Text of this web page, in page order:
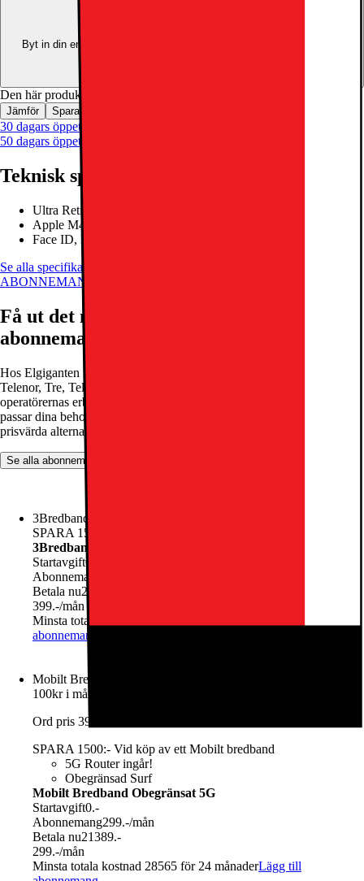
Byt in din enhet och använd dess värde som delbetalning mot en ny
Den här produkten är inte tillgänglig
Jämför Spara
30 dagars öppet köp
50 dagars öppet köp för klubbmedlemmar
Teknisk specifikation
Ultra Retina XDR OLED-skärm
Apple M4-krets med nio kärnor
Face ID, LiDAR-skanner
Se alla specifikationer
ABONNEMANG
Få ut det mesta av din telefon med rätt
abonnemang
Hos Elgiganten hittar du ett brett utbud av abonnemang från Telia,
Telenor, Tre, Tele2 och Halebop. Vi gör det enkelt för dig att jämföra
operatörernas erbjudanden och hitta det perfekta abonnemanget som
passar dina behov. Oavsett om du letar efter snabb uppkoppling,
prisvärda alternativ eller flexibla lösningar, har vi något för alla.
Se alla abonnemang
3Bredband Max 150 Mbit/s
SPARA 1500:- Vid köp av ett Mobilt bredband
3Bredband Max 150 Mbit/s
Startavgift0.-
Abonnemang
Betala nu21389.-
399.-/mån
Minsta totala kostnad 30965 för 24 månader
abonnemang
Mobilt Bredband Obegränsat 5G
100kr i månadsrabatt vid 12 månaders bindningstid.
Ord pris 399kr
SPARA 1500:- Vid köp av ett Mobilt bredband
5G Router ingår!
Obegränsad Surf
Mobilt Bredband Obegränsat 5G
Startavgift0.-
Abonnemang299.-/mån
Betala nu21389.-
299.-/mån
Minsta totala kostnad 28565 för 24 månaderLägg till